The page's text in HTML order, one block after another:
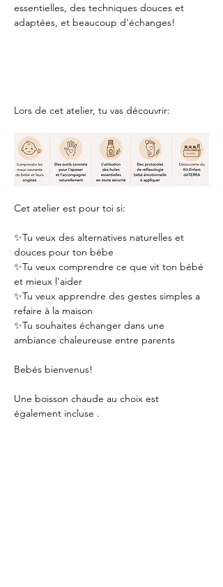
essentielles, des techniques douces et
adaptées, et beaucoup d'échanges!
Lors de cet atelier, tu vas découvrir:
Cet atelier est pour toi si:
✨Tu veux des alternatives naturelles et
douces pour ton bébe
✨Tu veux comprendre ce que vit ton bébé
et mieux l'aider
✨Tu veux apprendre des gestes simples a
refaire à la maison
✨Tu souhaites échanger dans une
ambiance chaleureuse entre parents
Bebés bienvenus!
Une boisson chaude au choix est
également incluse .